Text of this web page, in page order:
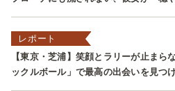
レポート
【東京・芝浦】笑顔とラリーが止まら
ックルボール」で最高の出会いを見つ